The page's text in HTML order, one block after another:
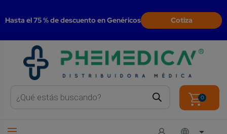
Hasta el 75 % de descuento en Genéricos Cotiza
search 0